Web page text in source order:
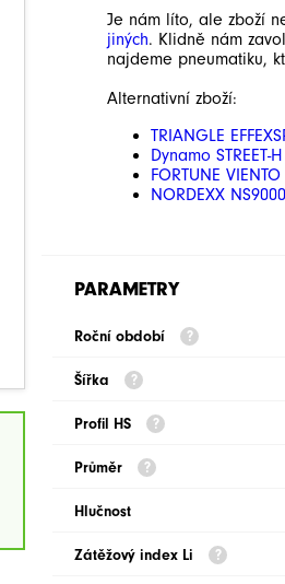
Je nám líto, ale zboží
jiných. Klidně nám
najdeme pneumatiku,
Alternativní zboží:
TRIANGLE
Dynamo
FORTUNE
NORDEXX
PARAMETRY
Roční období
Šířka
Profil HS
Průměr
Hlučnost
Zátěžový index Li